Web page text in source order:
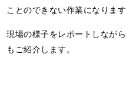
ことのできない作業になります
現場の様子をレポートしなが
もご紹介します。